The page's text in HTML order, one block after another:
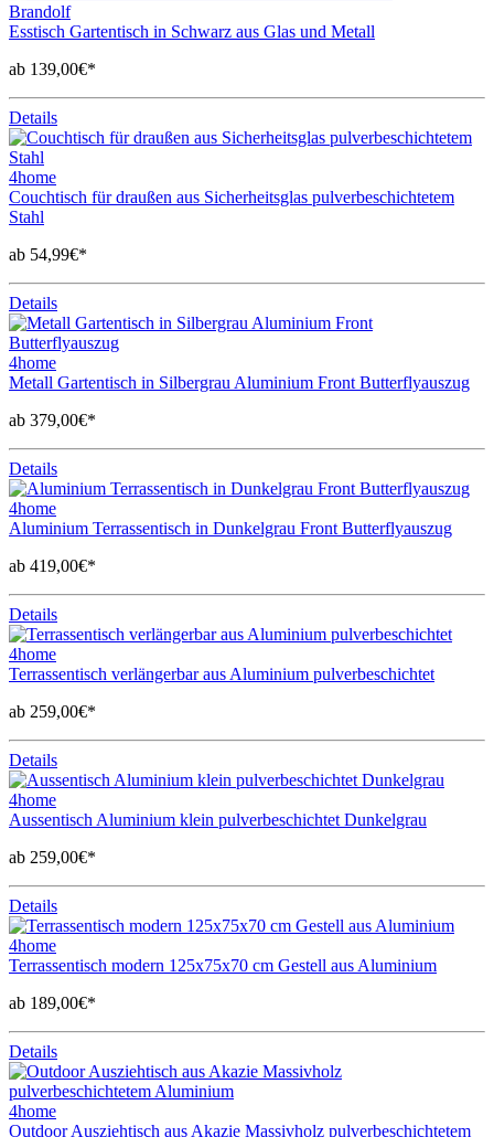
Brandolf
Esstisch Gartentisch in Schwarz aus Glas und Metall
ab 139,00€*
Details
4home
Couchtisch für draußen aus Sicherheitsglas pulverbeschichtetem
Stahl
ab 54,99€*
Details
4home
Metall Gartentisch in Silbergrau Aluminium Front Butterflyauszug
ab 379,00€*
Details
4home
Aluminium Terrassentisch in Dunkelgrau Front Butterflyauszug
ab 419,00€*
Details
4home
Terrassentisch verlängerbar aus Aluminium pulverbeschichtet
ab 259,00€*
Details
4home
Aussentisch Aluminium klein pulverbeschichtet Dunkelgrau
ab 259,00€*
Details
4home
Terrassentisch modern 125x75x70 cm Gestell aus Aluminium
ab 189,00€*
Details
4home
Outdoor Ausziehtisch aus Akazie Massivholz pulverbeschichtetem